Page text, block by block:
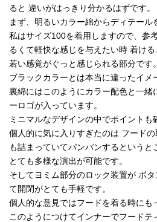
ると 違いがはっきり分かるはずです。
まず、明るいカラー綿からディテール
私はサイズ100を着用しますので、参
るくて軽快な感じを与えたい時 着ける
若い感覚がぐっと感じられる部分です。
ブラックカラーとは本当に違ったイメ
裏綿にはこのようにカラー配色と一緒
ーロゴが入っています。
ミニマルなデザインの中でポイントも
個人的に気に入りすぎたのは フード
も詰まっていてパンパンするというと
とても多様な演出が可能です。
そしてヨミム部分のロック装置が ボ
て開閉がとても手軽です。
個人的な意見ではフードを着る時にも
このようにつけてインナーでフードテ